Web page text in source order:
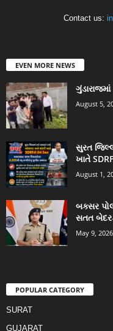
Contact us:
EVEN MORE NEWS
August 5,
સુરત
ખાતે
August 1,
બક્સર
સતત
May 9, 2026
POPULAR CATEGORY
SURAT
GUJARAT